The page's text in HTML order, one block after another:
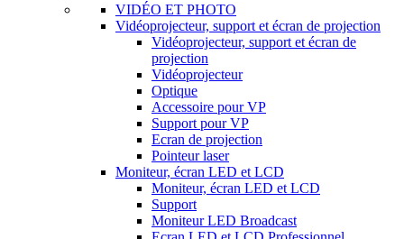
VIDÉO ET PHOTO
Vidéoprojecteur, support et écran de projection
Vidéoprojecteur, support et écran de
projection
Vidéoprojecteur
Optique
Accessoire pour VP
Support pour VP
Ecran de projection
Pointeur laser
Moniteur, écran LED et LCD
Moniteur, écran LED et LCD
Support
Moniteur LED Broadcast